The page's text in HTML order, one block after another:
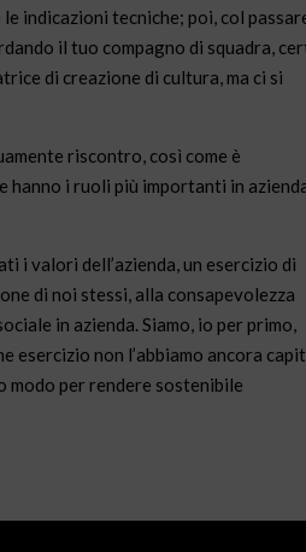
indicazioni tecniche; poi, col
il tuo compagno di squadra,
di creazione di cultura, ma ci si
riscontro, così come è
hanno i ruoli più importanti in
i valori dell’azienda, un esercizio di
di noi stessi, alla consapevolezza
in azienda. Siamo, io per primo,
esercizio non l’abbiamo ancora
modo per rendere sostenibile